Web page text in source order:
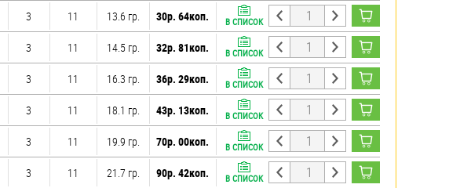
3 11 13.6 гр. 30р. 64коп. В СПИСОК
3 11 14.5 гр. 32р. 81коп. В СПИСОК
3 11 16.3 гр. 36р. 29коп. В СПИСОК
3 11 18.1 гр. 43р. 13коп. В СПИСОК
3 11 19.9 гр. 70р. 00коп. В СПИСОК
3 11 21.7 гр. 90р. 42коп. В СПИСОК